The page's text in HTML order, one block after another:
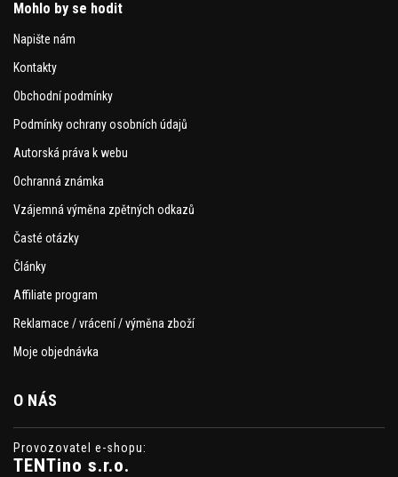
Mohlo by se hodit
Napište nám
Kontakty
Obchodní podmínky
Podmínky ochrany osobních údajů
Autorská práva k webu
Ochranná známka
Vzájemná výměna zpětných odkazů
Časté otázky
Články
Affiliate program
Reklamace / vrácení / výměna zboží
Moje objednávka
O NÁS
Provozovatel e-shopu:
TENTino s.r.o.